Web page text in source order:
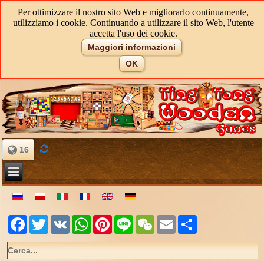
Per ottimizzare il nostro sito Web e migliorarlo continuamente,
utilizziamo i cookie. Continuando a utilizzare il sito Web, l'utente
accetta l'uso dei cookie.
Maggiori informazioni
OK
16
Facebook
TwitterVK WhatsApp
Pinterest
Line WeChatEmail